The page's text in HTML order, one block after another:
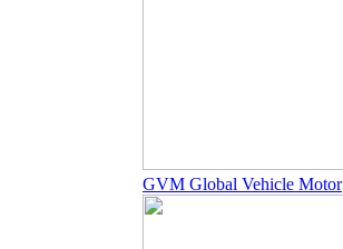
GVM Global Vehicle Motor